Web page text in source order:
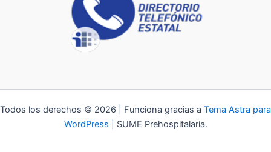
Todos los derechos © 2026 | Funciona gracias a Tema Astra para
WordPress | SUME Prehospitalaria.